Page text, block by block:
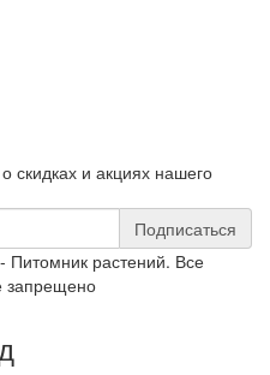
о скидках и акциях нашего
Подписаться
растений. Все
запрещено